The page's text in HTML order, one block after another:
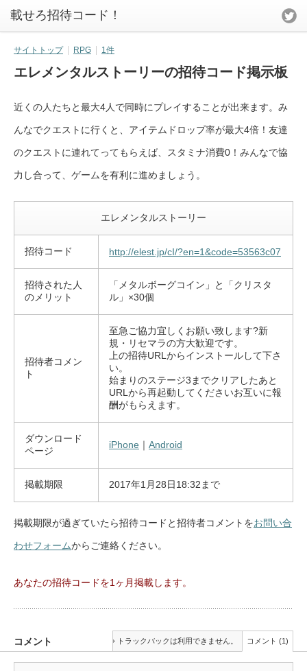
載せろ招待コード！
サイトトップ RPG 1件
エレメンタルストーリーの招待コード掲示板
近くの人たちと最大4人で同時にプレイすることが出来ます。み
んなでクエストに行くと、アイテムドロップ率が最大4倍！友達
のクエストに連れてってもらえば、スタミナ消費0！みんなで協
力し合って、ゲームを有利に進めましょう。
エレメンタルストーリー
招待コード http://elest.jp/cI/?en=1&code=53563c07
招待された人
のメリット
「メタルボーグコイン」と「クリスタ
ル」×30個
招待者コメン
ト
至急ご協力宜しくお願い致します?新
規・リセマラの方大歓迎です。
上の招待URLからインストールして下さ
い。
始まりのステージ3までクリアしたあと
URLから再起動してくださいお互いに報
酬がもらえます。
ダウンロード
ページ
iPhone ｜ Android
掲載期限 2017年1月28日18:32まで
掲載期限が過ぎていたら招待コードと招待者コメントをお問い合
わせフォームからご連絡ください。
あなたの招待コードを1ヶ月掲載します。
コメント トラックバックは利用できません。 コメント (1)